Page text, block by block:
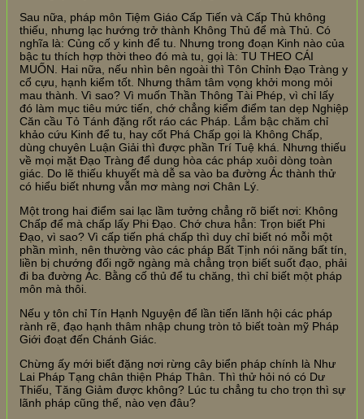
Sau nữa, pháp môn Tiệm Giáo Cấp Tiến và Cấp Thủ không
thiếu, nhưng lạc hướng trở thành Không Thủ để mà Thủ. Có
nghĩa là: Củng cố y kinh để tu. Nhưng trong đoạn Kinh nào của
bậc tu thích hợp thời theo đó mà tu, gọi là: TU THEO CÁI
MUỐN. Hai nữa, nếu nhìn bên ngoài thì Tôn Chỉnh Đạo Tràng y
cổ cựu, hạnh kiểm tốt. Nhưng thâm tâm vọng khởi mong mỏi
mau thành. Vì sao? Vì muốn Thần Thông Tài Phép, vì chỉ lấy
đó làm mục tiêu mức tiến, chớ chẳng kiểm điểm tan dẹp Nghiệp
Căn cầu Tỏ Tánh đặng rốt ráo các Pháp. Lắm bậc chăm chỉ
khảo cứu Kinh để tu, hay cốt Phá Chấp gọi là Không Chấp,
dùng chuyên Luận Giải thì được phần Trí Tuệ khá. Nhưng thiếu
về mọi mặt Đạo Tràng để dung hòa các pháp xuôi dòng toàn
giác. Do lẽ thiếu khuyết mà dễ sa vào ba đường Ác thành thử
có hiểu biết nhưng vẫn mơ màng nơi Chân Lý.
Một trong hai điểm sai lạc lầm tưởng chẳng rõ biết nơi: Không
Chấp để mà chấp lấy Phi Đạo. Chớ chưa hẳn: Trọn biết Phi
Đạo, vì sao? Vì cấp tiến phá chấp thì duy chỉ biết nó mỗi một
phần mình, nên thường vào các pháp Bất Tịnh nói năng bất tín,
liền bị chướng đối ngỡ ngàng mà chẳng trọn biết suốt đạo, phải
đi ba đường Ác. Bằng cố thủ để tu chăng, thì chỉ biết một pháp
môn mà thôi.
Nếu y tôn chỉ Tín Hạnh Nguyện để lần tiến lãnh hội các pháp
rành rẽ, đạo hạnh thâm nhập chung tròn tỏ biết toàn mỹ Pháp
Giới đoạt đến Chánh Giác.
Chừng ấy mới biết đặng nơi rừng cây biển pháp chính là Như
Lai Pháp Tạng chân thiện Pháp Thân. Thì thử hỏi nó có Dư
Thiếu, Tăng Giảm được không? Lúc tu chẳng tu cho trọn thì sự
lãnh pháp cũng thế, nào vẹn đâu?